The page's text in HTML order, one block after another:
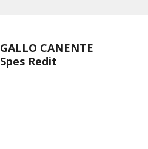
GALLO CANENTE
Spes Redit